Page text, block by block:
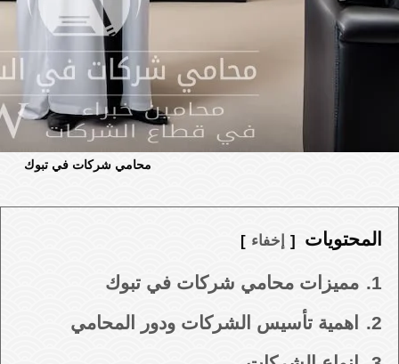
محامي شركات في تبوك
المحتويات إخفاء
1.
مميزات محامي شركات في تبوك
2.
اهمية تأسيس الشركات ودور المحامي